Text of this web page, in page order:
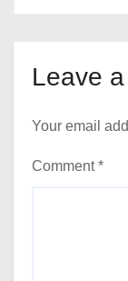
Leave
Your email
Comment*